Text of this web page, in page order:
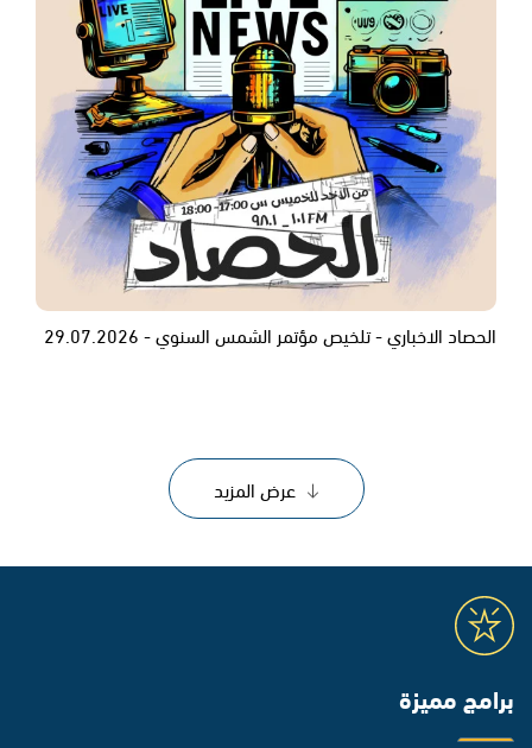
الحصاد الاخباري - تلخيص مؤتمر الشمس السنوي - 29.07.2026
عرض المزيد
برامج مميزة